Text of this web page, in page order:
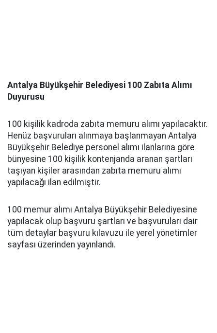
Antalya Büyükşehir Belediyesi 100 Zabıta Alımı
Duyurusu
100 kişilik kadroda zabıta memuru alımı yapılacaktır.
Henüz başvuruları alınmaya başlanmayan Antalya
Büyükşehir Belediye personel alımı ilanlarına göre
bünyesine 100 kişilik kontenjanda aranan şartları
taşıyan kişiler arasından zabıta memuru alımı
yapılacağı ilan edilmiştir.
100 memur alımı Antalya Büyükşehir Belediyesine
yapılacak olup başvuru şartları ve başvuruları dair
tüm detaylar başvuru kılavuzu ile yerel yönetimler
sayfası üzerinden yayınlandı.